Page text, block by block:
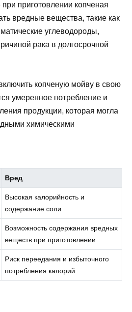
приготовлении копченая
вредные вещества, такие как
углеводороды,
рака в долгосрочной
копченую мойву в свою
умеренное потребление и
продукции, которая могла
химическими
Вред
Высокая калорийность и
содержание соли
Возможность содержания вредных
веществ при приготовлении
Риск переедания и избыточного
потребления калорий